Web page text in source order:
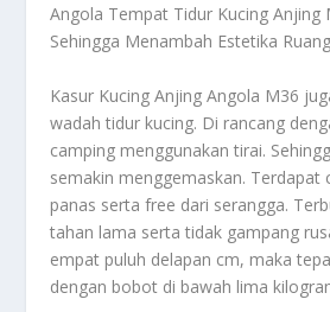
Angola Tempat Tidur Kucing Anjing
Sehingga Menambah Estetika Ruang
Kasur Kucing Anjing Angola M36
wadah tidur kucing. Di rancang
camping menggunakan tirai.
semakin menggemaskan. Terdapat
panas serta free dari serangga.
tahan lama serta tidak gampang
empat puluh delapan cm, maka
dengan bobot di bawah lima